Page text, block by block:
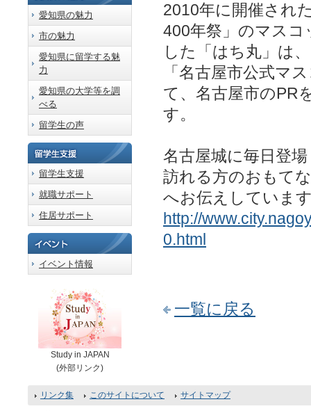
愛知県の魅力
市の魅力
愛知県に留学する魅
力
愛知県の大学等を調
べる
留学生の声
留学生支援
就職サポート
住居サポート
イベント情報
Study in JAPAN
(外部リンク)
2010年に開催され
400年祭」のマス
した「はち丸」は
「名古屋市公式マ
て、名古屋市のPR
す。
名古屋城に毎日登
訪れる方のおもて
へお伝えしていま
http://
0.html
一覧に戻る
リンク集 このサイトについて サイトマップ